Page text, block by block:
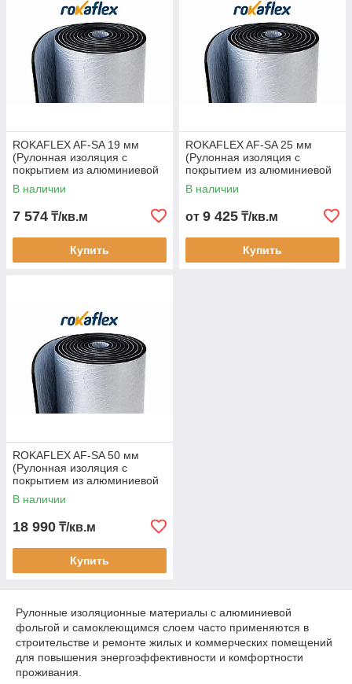
Повышенная прочность и долговечность благодаря
алюминиевому покрытию
Совместимость с клеем ROKAFLEX и
уплотнительной лентой
Сфера применения:
Изоляция воздуховодов, трубопроводов и систем
кондиционирования
Применяется в жилых, коммерческих и
промышленных объектах
ROKAFLEX AF-SA 19 мм
(Рулонная изоляция с
покрытием из алюминиевой
фольги с самоклеющимся
слоем)
В наличии
7 574 ₸/кв.м
Купить
ROKAFLEX AF-SA 25 мм
(Рулонная изоляция с
покрытием из алюминиевой
фольги с самоклеющимся
слоем)
В наличии
от 9 425 ₸/кв.м
Купить
ROKAFLEX AF-SA 50 мм
(Рулонная изоляция с
покрытием из алюминиевой
фольги с самоклеющимся
слоем)
В наличии
18 990 ₸/кв.м
Купить
Рулонные изоляционные материалы с алюминиевой
фольгой и самоклеющимся слоем часто применяются в
строительстве и ремонте жилых и коммерческих помещений
для повышения энергоэффективности и комфортности
проживания.